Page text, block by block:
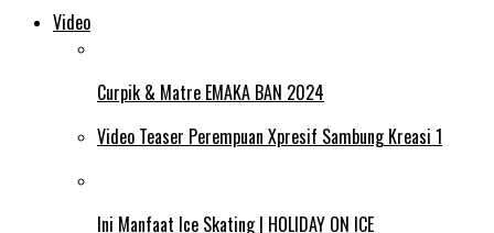
Video
Curpik & Matre EMAKA BAN 2024
Video Teaser Perempuan Xpresif Sambung Kreasi 1
Ini Manfaat Ice Skating | HOLIDAY ON ICE